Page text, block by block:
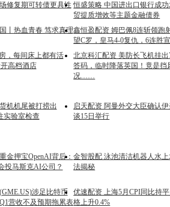
修复期可转债更具性 恒盛策略 中国进出口银行成
贸提质增效等主题金融债券
丨热血青春 笃求真理鑫恒盈配资 姆巴佩8连斩领跑
望C罗，皇马4-0复仇，6连胜
，每间床上都有活
高档酒店
北京科汇配资 美防长飞机挂出
答码，临时降落英国​！竟是挡
况……
机机尾被打捞出
实验室检查
启天配资 阿曼外交大臣确认
谈15日举行
金押宝OpenAI背后：
投马斯克AI公司？
金智股配 泳池清洁机器人水
法揭秘
涉足比特币
营收不及预期拖累表
优速配资 上海5月CPI同比持
格上升0.4%